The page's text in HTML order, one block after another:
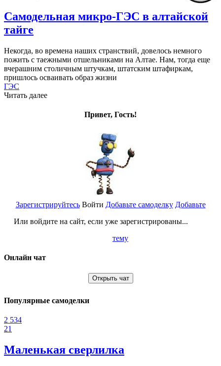
Самодельная микро-ГЭС в алтайской
тайге
Некогда, во времена наших странствий, довелось немного
пожить с таежными отшельниками на Алтае. Нам, тогда еще
вчерашним столичным штучкам, штатским штафиркам,
пришлось осваивать образ жизни
ГЭС
Читать далее
Привет, Гость!
Зарегистрируйтесь
Или войдите на сайт, если уже зарегистрированы...
Войти Добавьте самоделку Добавьте
тему
Онлайн чат
Открыть чат
Популярные самоделки
2 534
21
Маленькая сверлилка